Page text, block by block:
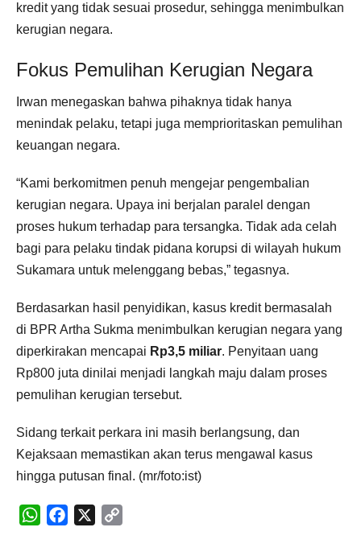
kredit yang tidak sesuai prosedur, sehingga menimbulkan
kerugian negara.
Fokus Pemulihan Kerugian Negara
Irwan menegaskan bahwa pihaknya tidak hanya
menindak pelaku, tetapi juga memprioritaskan pemulihan
keuangan negara.
“Kami berkomitmen penuh mengejar pengembalian
kerugian negara. Upaya ini berjalan paralel dengan
proses hukum terhadap para tersangka. Tidak ada celah
bagi para pelaku tindak pidana korupsi di wilayah hukum
Sukamara untuk melenggang bebas,” tegasnya.
Berdasarkan hasil penyidikan, kasus kredit bermasalah
di BPR Artha Sukma menimbulkan kerugian negara yang
diperkirakan mencapai Rp3,5 miliar. Penyitaan uang
Rp800 juta dinilai menjadi langkah maju dalam proses
pemulihan kerugian tersebut.
Sidang terkait perkara ini masih berlangsung, dan
Kejaksaan memastikan akan terus mengawal kasus
hingga putusan final. (mr/foto:ist)